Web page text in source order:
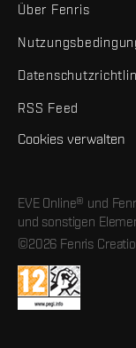
Über Fenris
RSS Feed
Cookies verwalten
EVE Online® und
und sonstigen
©2026 Fenris